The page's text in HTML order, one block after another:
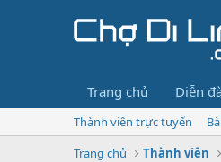
Trang chủ Diễn
Thành viên trực tuyến
Trang chủ
Thành viên